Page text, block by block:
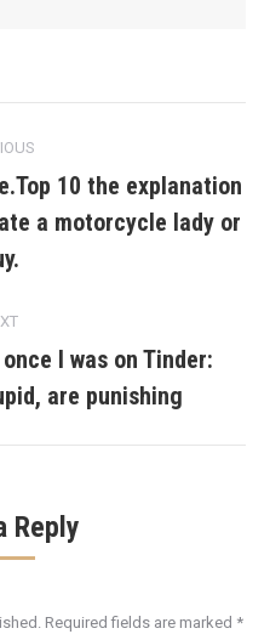
Previous
10 the explanation
a motorcycle lady or
Next
I was on Tinder:
are punishing
Reply
Required fields are marked *